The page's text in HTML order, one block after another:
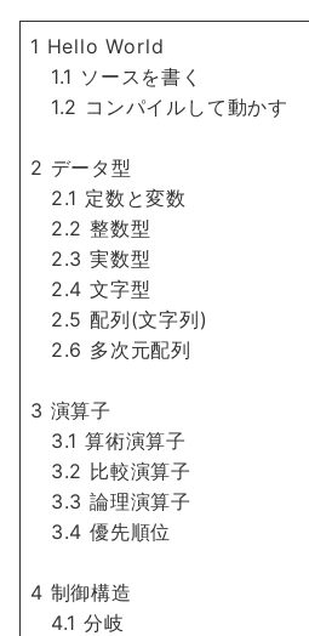
1 Hello World
1.1 ソースを書く
1.2 コンパイルして動かす
2 データ型
2.1 定数と変数
2.2 整数型
2.3 実数型
2.4 文字型
2.5 配列(文字列)
2.6 多次元配列
3 演算子
3.1 算術演算子
3.2 比較演算子
3.3 論理演算子
3.4 優先順位
4 制御構造
4.1 分岐